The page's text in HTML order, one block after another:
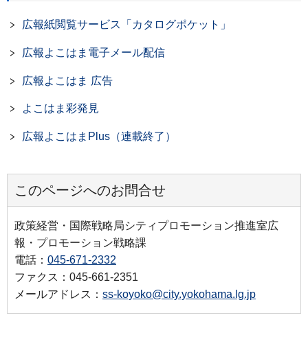
広報紙閲覧サービス「カタログポケット」
広報よこはま電子メール配信
広報よこはま 広告
よこはま彩発見
広報よこはまPlus（連載終了）
このページへのお問合せ
政策経営・国際戦略局シティプロモーション推進室広
報・プロモーション戦略課
電話： 045-671-2332
ファクス：045-661-2351
メールアドレス： ss-koyoko@city.yokohama.lg.jp